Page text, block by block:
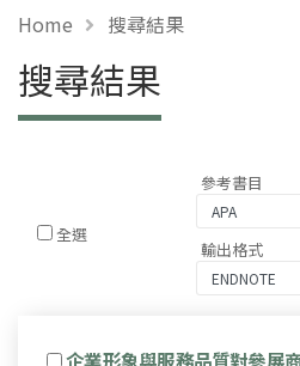
Home 搜尋結果
搜尋結果
全選
參考書目
輸出格式
企業形象與服務品質對參展